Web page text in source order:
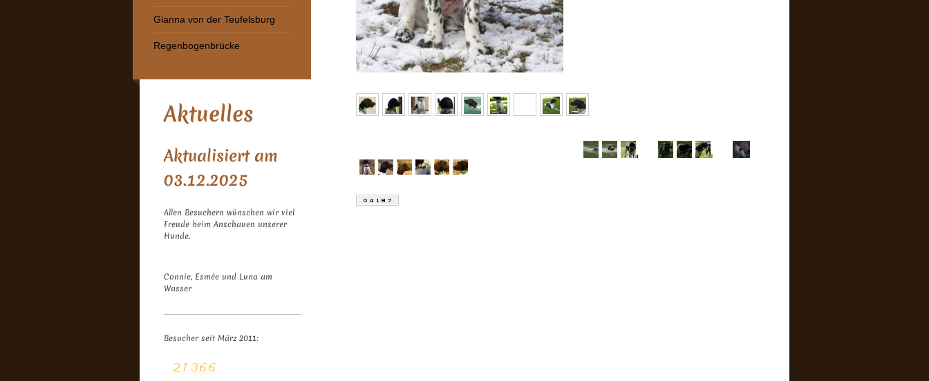
Gianna von der Teufelsburg
Regenbogenbrücke
Aktuelles
Aktualisiert am
03.12.2025
Allen Besuchern wünschen wir viel
Freude beim Anschauen unserer
Hunde.
Connie, Esmée und Luna am
Wasser
Besucher seit März 2011: